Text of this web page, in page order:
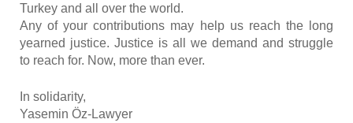
Tur­key and all over the world.
Any of your contri­bu­tions may help us reach the long
year­ned jus­tice. Jus­tice is all we demand and struggle
to reach for. Now, more than ever.
In soli­da­ri­ty,
Yase­min Öz-Lawyer